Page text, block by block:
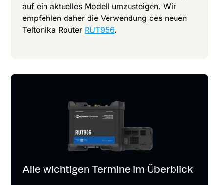
auf ein aktuelles Modell umzusteigen. Wir
empfehlen daher die Verwendung des neuen
Teltonika Router RUT956.
Alle wichtigen Termine im Überblick